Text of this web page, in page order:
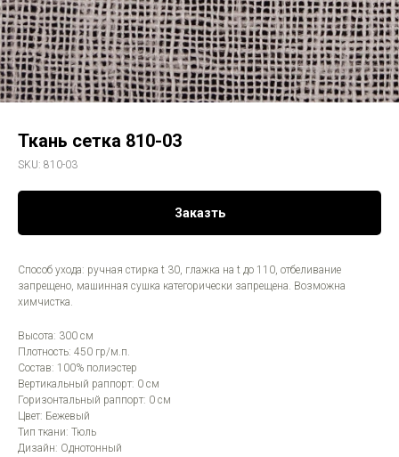
Ткань сетка 810-03
SKU: 810-03
Заказть
Способ ухода: ручная стирка t 30, глажка на t до 110, отбеливание
запрещено, машинная сушка категорически запрещена. Возможна
химчистка.
Высота: 300 см
Плотность: 450 гр/м.п.
Состав: 100% полиэстер
Вертикальный раппорт: 0 см
Горизонтальный раппорт: 0 см
Цвет: Бежевый
Тип ткани: Тюль
Дизайн: Однотонный